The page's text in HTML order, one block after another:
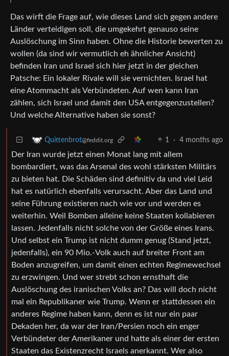
Das wirft die Frage auf, wie dieses Land sich gegen andere
Länder verteidigen soll, die umgekehrt genauso seine
Auslöschung im Sinn haben. Ohne die Historie bewerten zu
wollen (da sind wir vermutlich eh ähnlicher Ansicht)
befinden Iran und Israel sich hier jetzt in der gleichen
Patsche: Ein lokaler Rivale will sie vernichten. Israel hat
eine Atommacht als Verbündeten. Auf wen kann Iran
zählen, sich Israel und damit den USA entgegenzustellen?
Und welche Alternative haben sie sonst?
Quittenbrot@feddit.org 1 · 4 months ago
Der Iran wurde jetzt einen Monat lang mit allem
bombardiert, was das Arsenal des wohl stärksten Militärs
zu bieten hat. Die Schäden sind definitiv da und viel Leid
hat es natürlich ebenfalls verursacht. Aber das Land und
seine Führung existieren nach wie vor und werden es
weiterhin. Weil Bomben alleine keine Staaten kollabieren
lassen. Jedenfalls nicht solche von der Größe eines Irans.
Und selbst ein Trump ist nicht dumm genug (Stand jetzt,
jedenfalls), ein 90 Mio.-Volk auch auf breiter Front am
Boden anzugreifen, um damit einen echten Regimewechsel
zu erzwingen. Und wer strebt schon ernsthaft die
Auslöschung des iranischen Volks an? Das will doch nicht
mal ein Republikaner wie Trump. Wenn er stattdessen ein
anderes Regime haben kann, denn es ist nur ein paar
Dekaden her, da war der Iran/Persien noch ein enger
Verbündeter der Amerikaner und hatte als einer der ersten
Staaten das Existenzrecht Israels anerkannt. Wer also